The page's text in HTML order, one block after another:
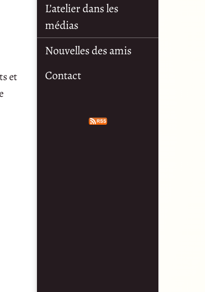
et
L’atelier dans les
médias
Nouvelles des amis
Contact